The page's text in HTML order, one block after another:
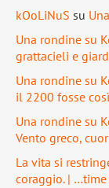
kOoLiNuS su
Una rondine su
grattacieli e
Una rondine su
il 2200 fosse
Una rondine su
Vento greco,
La vita si
coraggio. |